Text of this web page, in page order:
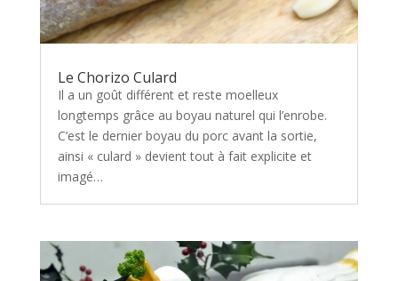
Le Chorizo Culard
Il a un goût différent et reste moelleux
longtemps grâce au boyau naturel qui l’enrobe.
C’est le dernier boyau du porc avant la sortie,
ainsi « culard » devient tout à fait explicite et
imagé…